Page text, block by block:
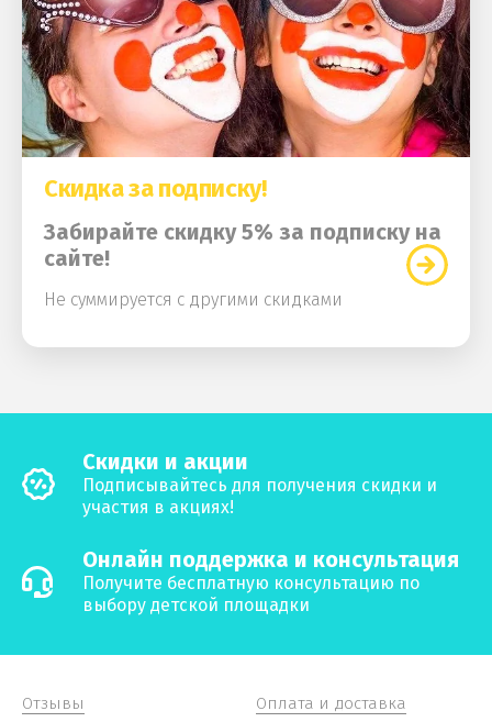
Скидка за подписку!
Забирайте скидку 5% за подписку на
сайте!
Не суммируется с другими скидками
Скидки и акции
Подписывайтесь для получения скидки и
участия в акциях!
Онлайн поддержка и консультация
Получите бесплатную консультацию по
выбору детской площадки
Отзывы
Оплата и доставка